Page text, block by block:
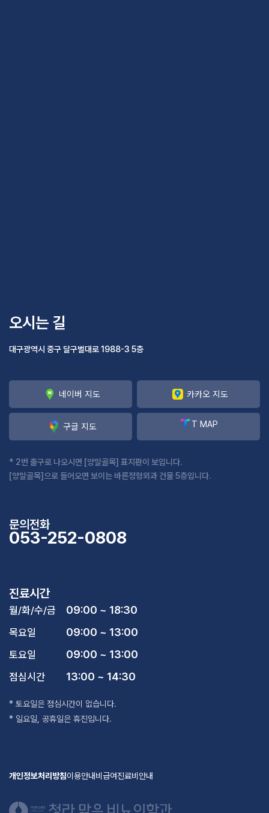
오시는 길
대구광역시 중구 달구벌대로 1988-3 5층
네이버 지도 카카오 지도
구글 지도 T MAP
* 2번 출구로 나오시면 [양말골목] 표지판이 보입니다.
[양말골목]으로 들어오면 보이는 바른정형외과 건물 5층입니다.
문의전화
053-252-0808
진료시간
월/화/수/금 09:00 ~ 18:30
목요일 09:00 ~ 13:00
토요일 09:00 ~ 13:00
점심시간 13:00 ~ 14:30
* 토요일은 점심시간이 없습니다.
* 일요일, 공휴일은 휴진입니다.
개인정보처리방침이용안내비급여진료비안내